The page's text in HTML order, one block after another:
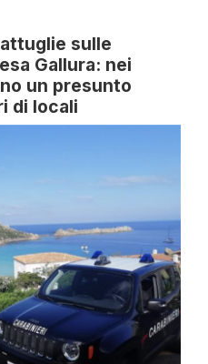
sulle
Gallura: nei
un presunto
di locali